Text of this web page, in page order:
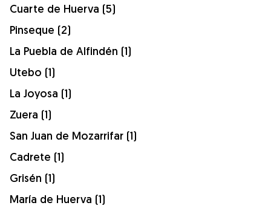
Cuarte de Huerva (5)
Pinseque (2)
La Puebla de Alfindén (1)
Utebo (1)
La Joyosa (1)
Zuera (1)
San Juan de Mozarrifar (1)
Cadrete (1)
Grisén (1)
María de Huerva (1)